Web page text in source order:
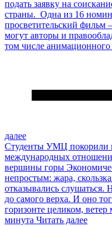
подать заявку на
страны. Одна из 16
просветительский
могут авторы и
том числе
далее
Студенты УМЦ покорили
международных
вершины горы
непростым: жара,
отказывались слушаться.
до самого верха. И оно
горизонте целиком, ветер
минута Читать далее